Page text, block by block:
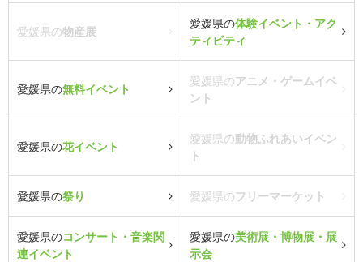
愛媛県の物産展
愛媛県の体験イベント・アク
ティビティ
愛媛県の無料イベント
愛媛県のアニメ・ゲームイベ
ント
愛媛県の花イベント
愛媛県の動物ふれあいイベン
ト
愛媛県の祭り 愛媛県のフリーマーケット
愛媛県のコンサート・音楽関
連イベント
愛媛県の美術展・博物展・展
示会